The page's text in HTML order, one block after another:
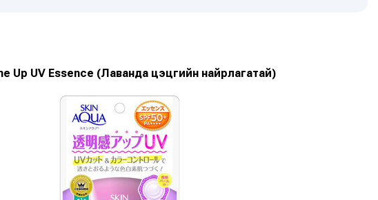
Up UV Essence (Лаванда цэцгийн найрлагатай)